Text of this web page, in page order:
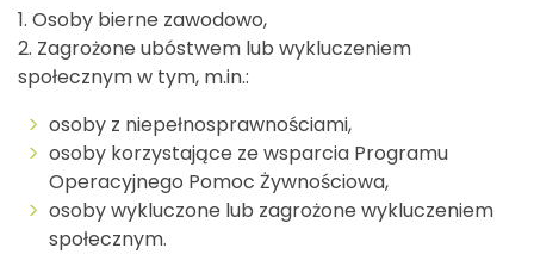
1. Osoby bierne zawodowo,
2. Zagrożone ubóstwem lub wykluczeniem
społecznym w tym, m.in.:
osoby z niepełnosprawnościami,
osoby korzystające ze wsparcia Programu
Operacyjnego Pomoc Żywnościowa,
osoby wykluczone lub zagrożone wykluczeniem
społecznym.